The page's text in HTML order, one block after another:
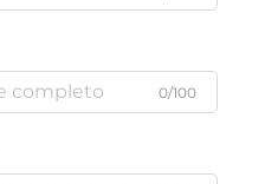
0/100